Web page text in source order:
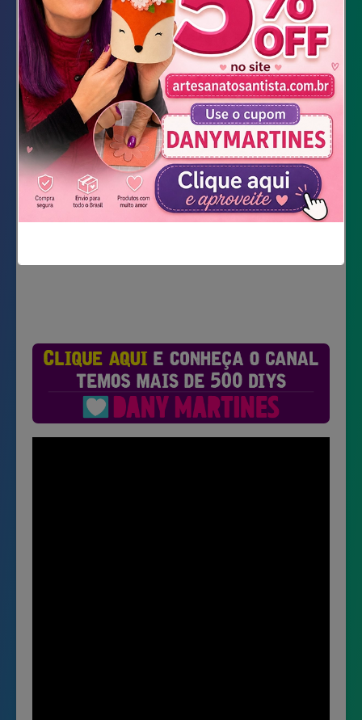
Lápis
Lápis de cor (ou qualquer coisa para colorir)
Tesoura
Estilete
Cola
Baixar Moldes